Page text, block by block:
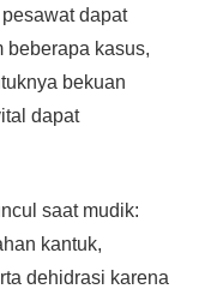
dapat
beberapa kasus,
bekuan
dapat
saat mudik:
kantuk,
dehidrasi karena